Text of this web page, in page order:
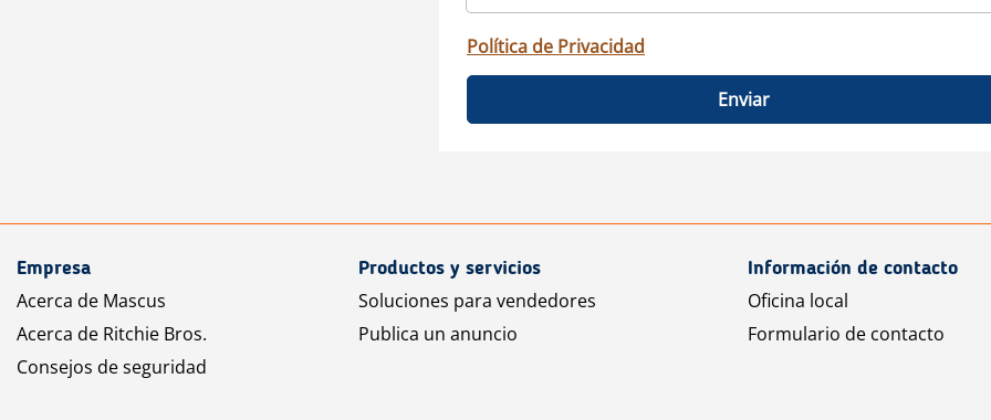
Política de Privacidad
Enviar
Empresa
Acerca de Mascus
Acerca de Ritchie Bros.
Consejos de seguridad
Productos y servicios
Soluciones para vendedores
Publica un anuncio
Información de contacto
Oficina local
Formulario de contacto